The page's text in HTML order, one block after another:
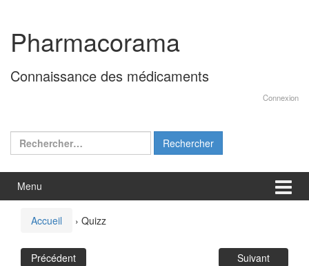
contenu
menu
principal
Pharmacorama
Connaissance des médicaments
Connexion
Rechercher :
Menu
Accueil › Quizz
Précédent Suivant